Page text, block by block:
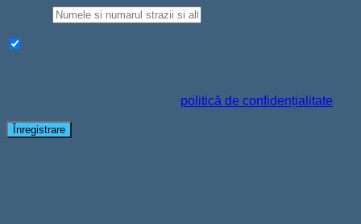
politică de confidențialitate
Înregistrare